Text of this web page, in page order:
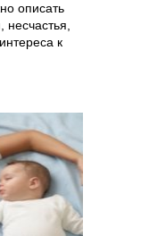
описать
к